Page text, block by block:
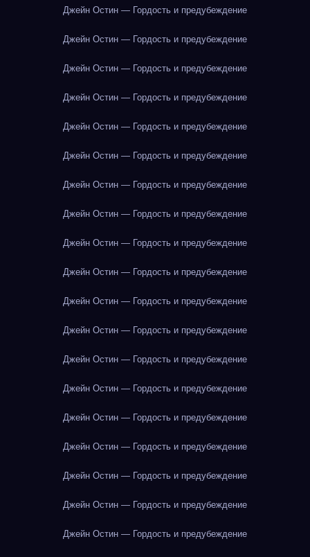
Джейн Остин — Гордость и предубеждение
Джейн Остин — Гордость и предубеждение
Джейн Остин — Гордость и предубеждение
Джейн Остин — Гордость и предубеждение
Джейн Остин — Гордость и предубеждение
Джейн Остин — Гордость и предубеждение
Джейн Остин — Гордость и предубеждение
Джейн Остин — Гордость и предубеждение
Джейн Остин — Гордость и предубеждение
Джейн Остин — Гордость и предубеждение
Джейн Остин — Гордость и предубеждение
Джейн Остин — Гордость и предубеждение
Джейн Остин — Гордость и предубеждение
Джейн Остин — Гордость и предубеждение
Джейн Остин — Гордость и предубеждение
Джейн Остин — Гордость и предубеждение
Джейн Остин — Гордость и предубеждение
Джейн Остин — Гордость и предубеждение
Джейн Остин — Гордость и предубеждение